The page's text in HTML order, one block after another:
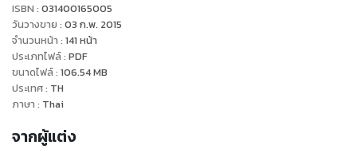
ISBN : 031400165005
วันวางขาย : 03 ก.พ. 2015
จำนวนหน้า : 141 หน้า
ประเภทไฟล์: PDF
ขนาดไฟล์: 106.54MB
ประเทศ: TH
ภาษา : Thai
จากผู้แต่ง